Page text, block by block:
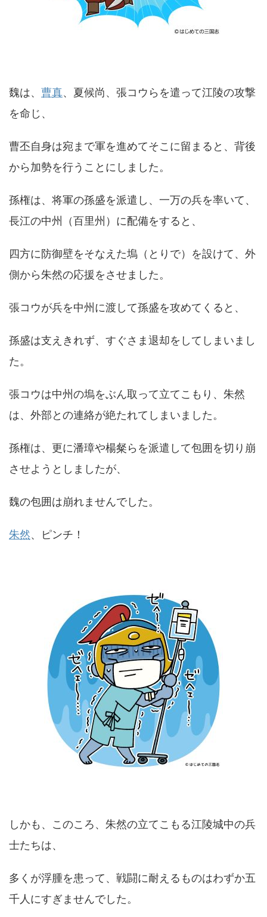
魏は、 曹真、夏候尚、張コウらを遣って江陵の攻撃
を命じ、
曹丕自身は宛まで軍を進めてそこに留まると、背後
から加勢を行うことにしました。
孫権は、将軍の孫盛を派遣し、一万の兵を率いて、
長江の中州（百里州）に配備をすると、
四方に防御壁をそなえた塢（とりで）を設けて、外
側から朱然の応援をさせました。
張コウが兵を中州に渡して孫盛を攻めてくると、
孫盛は支えきれず、すぐさま退却をしてしまいまし
た。
張コウは中州の塢をぶん取って立てこもり、朱然
は、外部との連絡が絶たれてしまいました。
孫権は、更に潘璋や楊粲らを派遣して包囲を切り崩
させようとしましたが、
魏の包囲は崩れませんでした。
朱然、ピンチ！
しかも、このころ、朱然の立てこもる江陵城中の兵
士たちは、
多くが浮腫を患って、戦闘に耐えるものはわずか五
千人にすぎませんでした。